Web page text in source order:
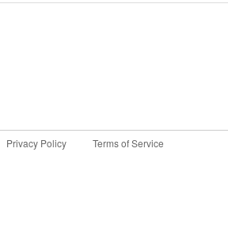
Privacy Policy Terms of Service